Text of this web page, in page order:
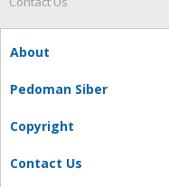
About
Pedoman Siber
Copyright
Contact Us